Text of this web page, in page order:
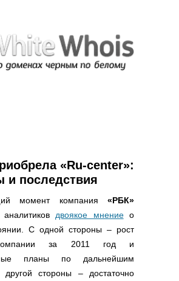
«Ru-center»:
и последствия
момент компания «РБК»
двоякое мнениео
С одной стороны – рост
за 2011 год и
планы по дальнейшим
стороны – достаточно